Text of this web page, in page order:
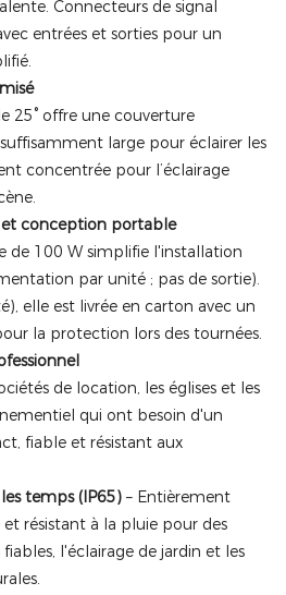
Connecteurs de signal
entrées et sorties pour un
25° offre une couverture
large pour éclairer les
concentrée pour l’éclairage
conception portable
de 100 W simplifie l'installation
par unité ; pas de sortie).
elle est livrée en carton avec un
la protection lors des tournées.
de location, les églises et les
qui ont besoin d'un
fiable et résistant aux
temps (IP65)– Entièrement
résistant à la pluie pour des
l'éclairage de jardin et les